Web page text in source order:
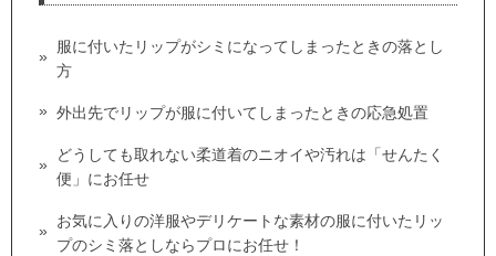
服に付いたリップがシミになってしまったときの落とし
方
外出先でリップが服に付いてしまったときの応急処置
どうしても取れない柔道着のニオイや汚れは「せんたく
便」にお任せ
お気に入りの洋服やデリケートな素材の服に付いたリッ
プのシミ落としならプロにお任せ！